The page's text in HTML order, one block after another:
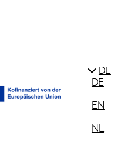
DE
DE
EN
NL